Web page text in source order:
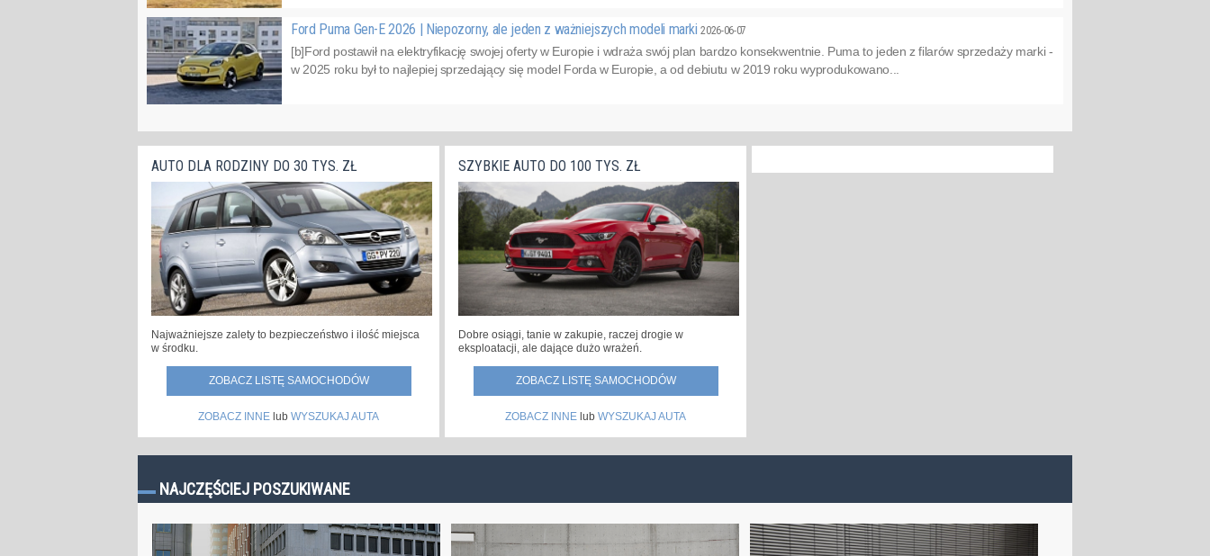
Ford Puma Gen-E 2026 | Niepozorny, ale jeden z ważniejszych modeli marki2026-06-07
[b]Ford postawił na elektryfikację swojej oferty w Europie i wdraża swój plan bardzo konsekwentnie. Puma to jeden z filarów sprzedaży marki -
w 2025 roku był to najlepiej sprzedający się model Forda w Europie, a od debiutu w 2019 roku wyprodukowano...
AUTO DLA RODZINY DO 30 TYS. ZŁ
Najważniejsze zalety to bezpieczeństwo i ilość miejsca
w środku.
ZOBACZ LISTĘ SAMOCHODÓW
ZOBACZ INNE lub WYSZUKAJ AUTA
SZYBKIE AUTO DO 100 TYS. ZŁ
Dobre osiągi, tanie w zakupie, raczej drogie w
eksploatacji, ale dające dużo wrażeń.
ZOBACZ LISTĘ SAMOCHODÓW
ZOBACZ INNE lub WYSZUKAJ AUTA
NAJCZĘŚCIEJ POSZUKIWANE